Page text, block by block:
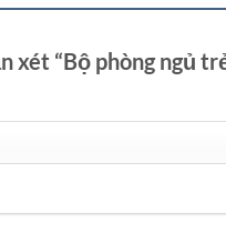
xét “Bộ phòng ngủ